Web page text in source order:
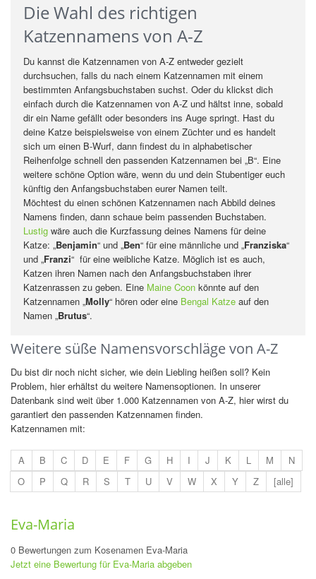
Die Wahl des richtigen
Katzennamens von A-Z
Du kannst die Katzennamen von A-Z entweder gezielt
durchsuchen, falls du nach einem Katzennamen mit einem
bestimmten Anfangsbuchstaben suchst. Oder du klickst dich
einfach durch die Katzennamen von A-Z und hältst inne, sobald
dir ein Name gefällt oder besonders ins Auge springt. Hast du
deine Katze beispielsweise von einem Züchter und es handelt
sich um einen B-Wurf, dann findest du in alphabetischer
Reihenfolge schnell den passenden Katzennamen bei „B“. Eine
weitere schöne Option wäre, wenn du und dein Stubentiger euch
künftig den Anfangsbuchstaben eurer Namen teilt.
Möchtest du einen schönen Katzennamen nach Abbild deines
Namens finden, dann schaue beim passenden Buchstaben.
Lustig wäre auch die Kurzfassung deines Namens für deine
Katze: „Benjamin“ und „Ben“ für eine männliche und „Franziska“
und „Franzi“ für eine weibliche Katze. Möglich ist es auch,
Katzen ihren Namen nach den Anfangsbuchstaben ihrer
Katzenrassen zu geben. Eine Maine Coon könnte auf den
Katzennamen „Molly“ hören oder eine Bengal Katze auf den
Namen „Brutus“.
Weitere süße Namensvorschläge von A-Z
Du bist dir noch nicht sicher, wie dein Liebling heißen soll? Kein
Problem, hier erhältst du weitere Namensoptionen. In unserer
Datenbank sind weit über 1.000 Katzennamen von A-Z, hier wirst du
garantiert den passenden Katzennamen finden.
Katzennamen mit:
A B C D E F G H I J K L M
N
O
P Q R S T U V W X Y Z [alle]
Eva-Maria
0 Bewertungen zum Kosenamen Eva-Maria
Jetzt eine Bewertung für Eva-Maria abgeben